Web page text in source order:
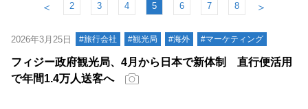
＜ 2 3 4 5 6 7 8 ＞
2026年3月25日 #旅行会社 #観光局 #海外 #マーケティング
フィジー政府観光局、4月から日本で新体制 直行便活用
で年間1.4万人送客へ